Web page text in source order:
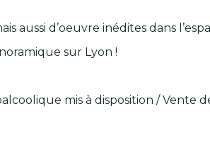
d’oeuvre inédites dans
sur Lyon !
mis à disposition / Vente